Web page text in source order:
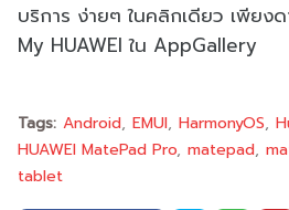
บริการ ง่ายๆ ในคลิกเดียว เพียง
My HUAWEI ใน AppGallery
Tags: Android EMUI HarmonyOS
HUAWEI MatePad Pro matepad
tablet